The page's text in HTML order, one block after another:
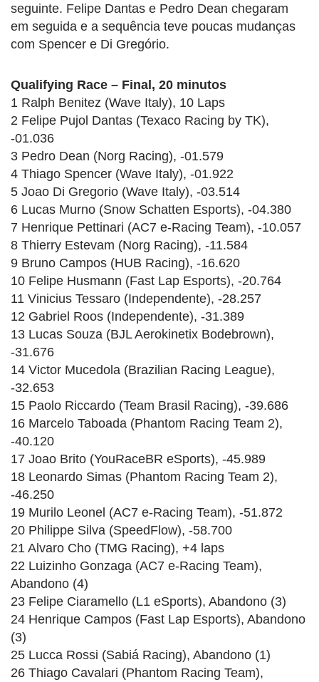
seguinte. Felipe Dantas e Pedro Dean chegaram
em seguida e a sequência teve poucas mudanças
com Spencer e Di Gregório.
Qualifying Race – Final, 20 minutos
1 Ralph Benitez (Wave Italy), 10 Laps
2 Felipe Pujol Dantas (Texaco Racing by TK),
-01.036
3 Pedro Dean (Norg Racing), -01.579
4 Thiago Spencer (Wave Italy), -01.922
5 Joao Di Gregorio (Wave Italy), -03.514
6 Lucas Murno (Snow Schatten Esports), -04.380
7 Henrique Pettinari (AC7 e-Racing Team), -10.057
8 Thierry Estevam (Norg Racing), -11.584
9 Bruno Campos (HUB Racing), -16.620
10 Felipe Husmann (Fast Lap Esports), -20.764
11 Vinicius Tessaro (Independente), -28.257
12 Gabriel Roos (Independente), -31.389
13 Lucas Souza (BJL Aerokinetix Bodebrown),
-31.676
14 Victor Mucedola (Brazilian Racing League),
-32.653
15 Paolo Riccardo (Team Brasil Racing), -39.686
16 Marcelo Taboada (Phantom Racing Team 2),
-40.120
17 Joao Brito (YouRaceBR eSports), -45.989
18 Leonardo Simas (Phantom Racing Team 2),
-46.250
19 Murilo Leonel (AC7 e-Racing Team), -51.872
20 Philippe Silva (SpeedFlow), -58.700
21 Alvaro Cho (TMG Racing), +4 laps
22 Luizinho Gonzaga (AC7 e-Racing Team),
Abandono (4)
23 Felipe Ciaramello (L1 eSports), Abandono (3)
24 Henrique Campos (Fast Lap Esports), Abandono
(3)
25 Lucca Rossi (Sabiá Racing), Abandono (1)
26 Thiago Cavalari (Phantom Racing Team),